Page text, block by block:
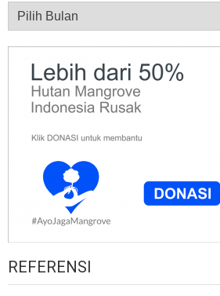
ARSIP
PUBLIKASI
REFERENSI